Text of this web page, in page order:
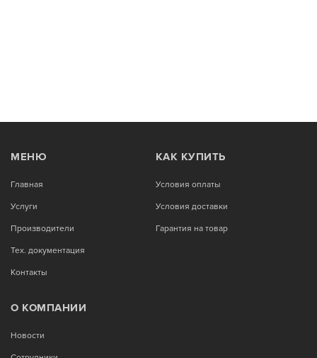
МЕНЮ
Главная
Услуги
Производители
Тех. документация
Контакты
КАК КУПИТЬ
Условия оплаты
Условия доставки
Гарантия на товар
О КОМПАНИИ
Новости